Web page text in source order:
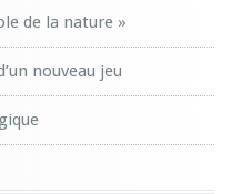
de la nature »
nouveau jeu